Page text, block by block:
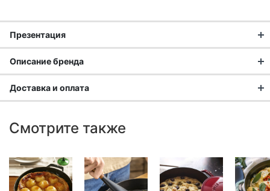
Презентация
Описание бренда
Доставка и оплата
Доставка в Москве и области
двери.
Смотрите также